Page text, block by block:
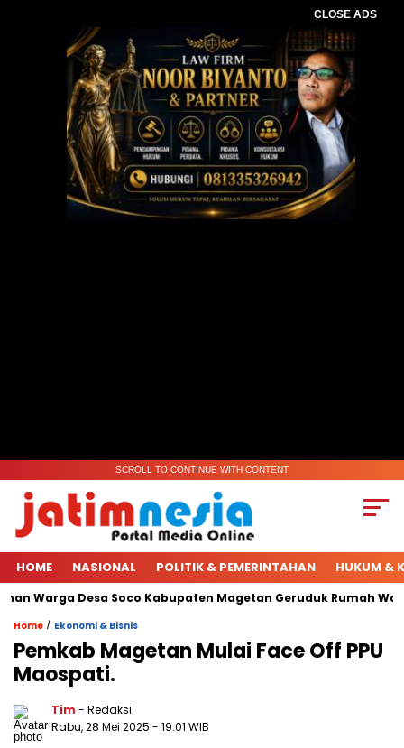
CLOSE ADS
SCROLL TO CONTINUE WITH CONTENT
HOME NASIONAL POLITIK & PEMERINTAHAN HUKUM &
Warga Desa Soco Kabupaten Magetan Geruduk Rumah
Home / Ekonomi & Bisnis
Pemkab Magetan Mulai Face Off PPU
Maospati.
Tim - Redaksi
Rabu, 28 Mei 2025 - 19:01 WIB